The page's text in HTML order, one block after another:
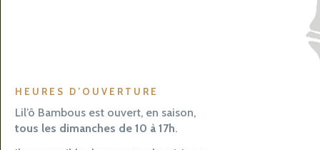
HEURES D’OUVERTURE
Lil’ô Bambous est ouvert, en saison,
tous les dimanches de 10 à 17h.